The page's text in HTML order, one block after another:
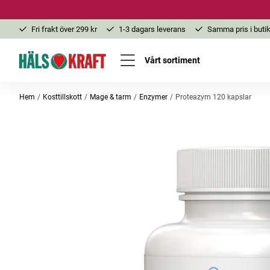
Fri frakt över 299 kr 1-3 dagars leverans Samma pris i
Vårt sortiment
Hem Kosttillskott Mage & tarm Enzymer Proteazym 120 kapslar